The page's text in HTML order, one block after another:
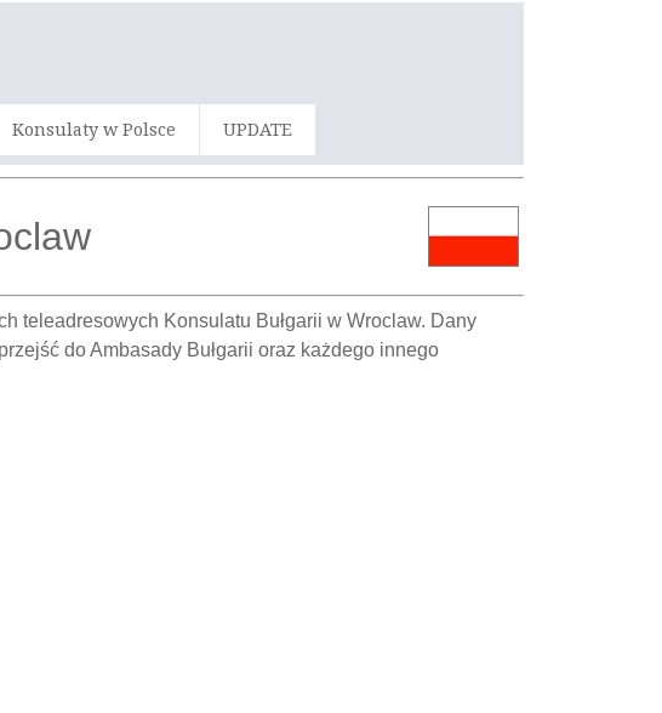
Konsulaty w Polsce UPDATE
teleadresowych Konsulatu Bułgarii w Wroclaw. Dany
do Ambasady Bułgarii oraz każdego innego